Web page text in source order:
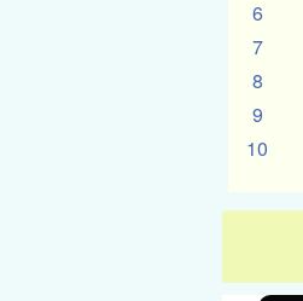
6
7
8
9
10